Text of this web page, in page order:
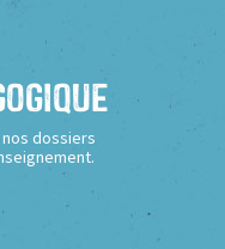
dossiers